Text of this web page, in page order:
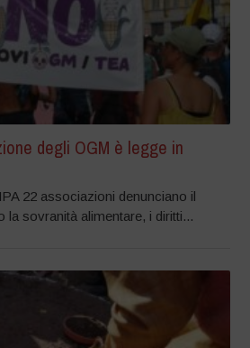
degli OGM è legge in
22 associazioni denunciano il
sovranità alimentare, i diritti...